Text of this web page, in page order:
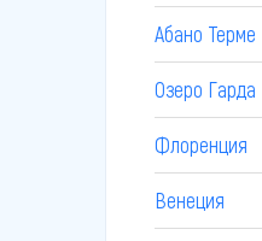
Абано Терме
Озеро Гарда
Флоренция
Венеция